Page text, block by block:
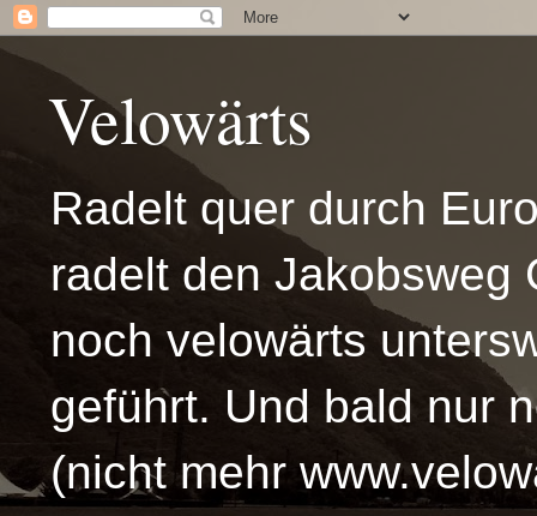
Velowärts
Radelt quer durch
radelt den Jakobsweg
noch velowärts
geführt. Und bald nur
(nicht mehr